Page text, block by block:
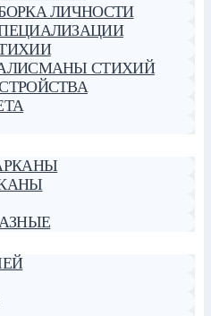
ЛИЧНОСТИ
СТИХИЙ